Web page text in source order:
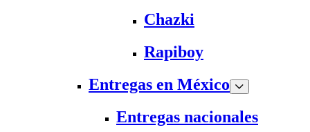
Chazki
Rapiboy
Entregas en México
Entregas nacionales